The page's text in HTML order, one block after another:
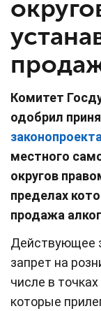
Комитет
одобрил
законопроекта
местного
округов
пределах
продажа
Действующее
запрет на
числе в
которые